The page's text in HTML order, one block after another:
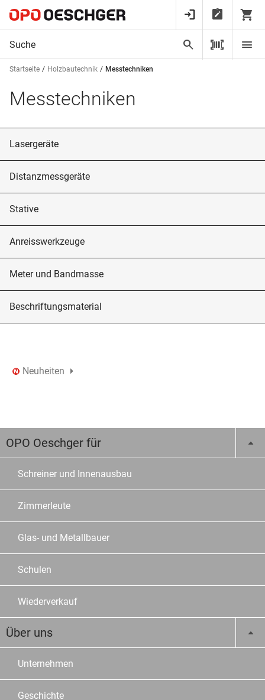
Startseite Holzbautechnik Messtechniken
Messtechniken
Lasergeräte
Distanzmessgeräte
Stative
Anreisswerkzeuge
Meter und Bandmasse
Beschriftungsmaterial
Neuheiten
OPO Oeschger für
Schreiner und Innenausbau
Zimmerleute
Glas- und Metallbauer
Schulen
Wiederverkauf
Über uns
Unternehmen
Geschichte